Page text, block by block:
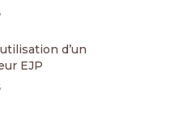
d’un
EJP